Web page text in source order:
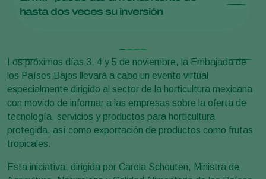
hasta dos veces su inversión
Los próximos días 3, 4 y 5 de noviembre, la Embajada de
los Países Bajos llevará a cabo un evento virtual
especialmente dirigido al sector de la horticultura mexicana
con movido de informar a las empresas sobre la oferta de
tecnología, servicios y productos para horticultura
protegida, así como exportación de productos como frutas
tropicales.
Esta iniciativa, dirigida por Carola Schouten, Ministra de